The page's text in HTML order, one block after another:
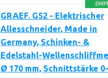
GRAEF. G52 - Elektrischer
Allesschneider, Made in
Germany, Schinken- &
Edelstahl-
Ø 170 mm, Schnittstärke